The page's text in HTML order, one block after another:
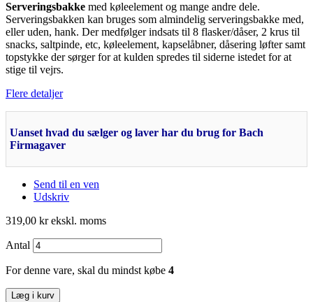
Serveringsbakke med køleelement og mange andre dele.
Serveringsbakken kan bruges som almindelig serveringsbakke med,
eller uden, hank. Der medfølger indsats til 8 flasker/dåser, 2 krus til
snacks, saltpinde, etc, køleelement, kapselåbner, dåsering løfter samt
topstykke der sørger for at kulden spredes til siderne istedet for at
stige til vejrs.
Flere detaljer
Uanset hvad du sælger og laver har du brug for Bach
Firmagaver
Send til en ven
Udskriv
319,00 krekskl. moms
Antal
For denne vare, skal du mindst købe 4
Læg i kurv